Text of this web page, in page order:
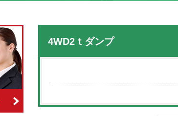
4WD2ｔダンプ